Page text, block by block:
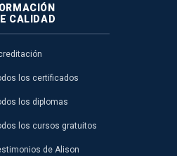
CALIDAD
los certificados
los diplomas
los cursos gratuitos
de Alison